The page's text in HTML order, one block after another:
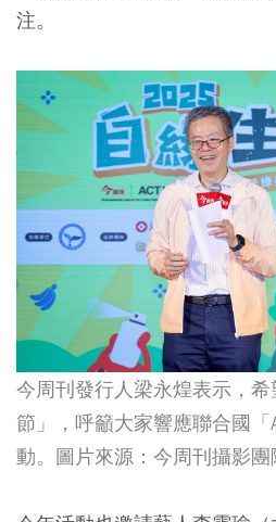
注。
今周刊發行人梁永煌表示，
節」，呼籲大家響應聯合國
動。圖片來源：今周刊攝影團